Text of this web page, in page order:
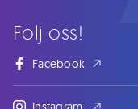
Följ oss!
Facebook